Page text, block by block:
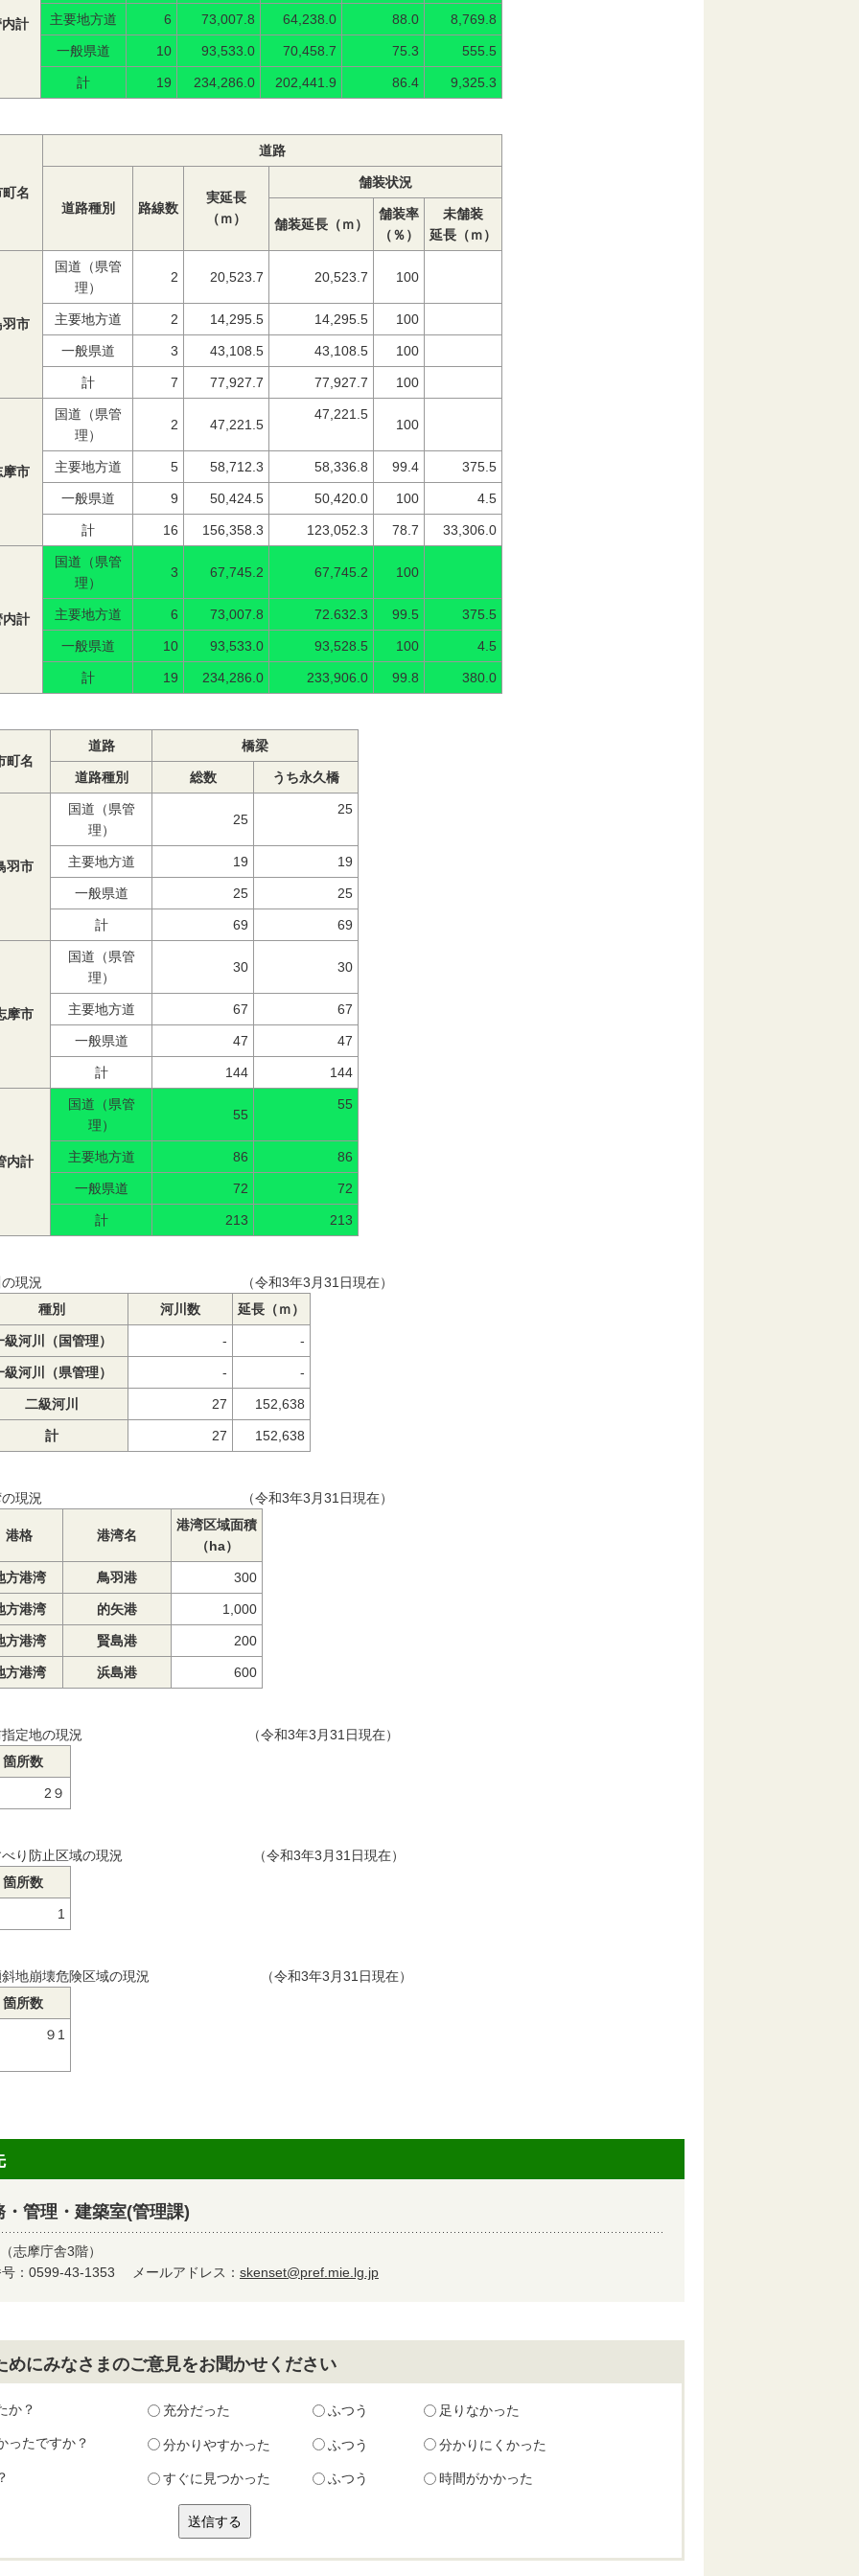
計 主要地方道 6 73,007.8 64,238.0 88.0 8,769.8
一般県道 10 93,533.0 70,458.7 75.3 555.5
計 19 234,286.0 202,441.9 86.4 9,325.3
名
道路
道路種別 路線数
実延長
（ｍ）
舗装状況
舗装延長（ｍ）
舗装率
（％）
未舗装
延長（ｍ）
市
国道（県管
理）
2 20,523.7 20,523.7 100
主要地方道 2 14,295.5 14,295.5 100
一般県道 3 43,108.5 43,108.5 100
計 7 77,927.7 77,927.7 100
市
国道（県管
理）
2 47,221.5
47,221.5
100
主要地方道 5 58,712.3 58,336.8 99.4 375.5
一般県道 9 50,424.5 50,420.0 100 4.5
計 16 156,358.3 123,052.3 78.7 33,306.0
計
国道（県管
理）
3 67,745.2 67,745.2 100
主要地方道 6 73,007.8 72.632.3 99.5 375.5
一般県道 10 93,533.0 93,528.5 100 4.5
計 19 234,286.0 233,906.0 99.8 380.0
町名
道路 橋梁
道路種別 総数 うち永久橋
羽市
国道（県管
理）
25
25
主要地方道 19 19
一般県道 25 25
計 69 69
摩市
国道（県管
理）
30 30
主要地方道 67 67
一般県道 47 47
計 144 144
内計
国道（県管
理）
55
55
主要地方道 86 86
一般県道 72 72
計 213 213
の現況 （令和3年3月31日現在）
種別
河川数 延長（ｍ）
級河川（国管理） - -
級河川（県管理） - -
二級河川 27 152,638
計 27 152,638
の現況 （令和3年3月31日現在）
港格 港湾名
港湾区域面積
（ha）
方港湾 鳥羽港 300
方港湾 的矢港 1,000
方港湾 賢島港 200
方港湾 浜島港 600
指定地の現況 （令和3年3月31日現在）
箇所数
2９
べり防止区域の現況 （令和3年3月31日現在）
箇所数
1
斜地崩壊危険区域の現況 （令和3年3月31日現在）
箇所数
９1
管理・建築室(管理課)
志摩庁舎3階）
：0599-43-1353
メールアドレス： skenset@pref.mie.lg.jp
にみなさまのご意見をお聞かせください
か？ 充分だった ふつう 足りなかった
ったですか？ 分かりやすかった ふつう 分かりにくかった
すぐに見つかった ふつう 時間がかかった